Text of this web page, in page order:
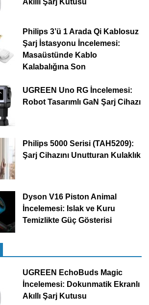
Philips 3’ü 1 Arada Qi Kablosuz
Şarj İstasyonu İncelemesi:
Masaüstünde Kablo
Kalabalığına Son
UGREEN Uno RG İncelemesi:
Robot Tasarımlı GaN Şarj Cihazı
Philips 5000 Serisi (TAH5209):
Şarj Cihazını Unutturan Kulaklık
Dyson V16 Piston Animal
İncelemesi: Islak ve Kuru
Temizlikte Güç Gösterisi
UGREEN EchoBuds Magic
İncelemesi: Dokunmatik Ekranlı
Akıllı Şarj Kutusu